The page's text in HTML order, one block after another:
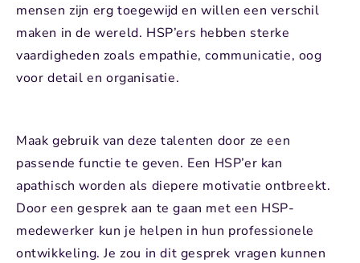
mensen zijn erg toegewijd en willen een verschil
maken in de wereld. HSP’ers hebben sterke
vaardigheden zoals empathie, communicatie, oog
voor detail en organisatie.
Maak gebruik van deze talenten door ze een
passende functie te geven. Een HSP’er kan
apathisch worden als diepere motivatie ontbreekt.
Door een gesprek aan te gaan met een HSP-
medewerker kun je helpen in hun professionele
ontwikkeling. Je zou in dit gesprek vragen kunnen